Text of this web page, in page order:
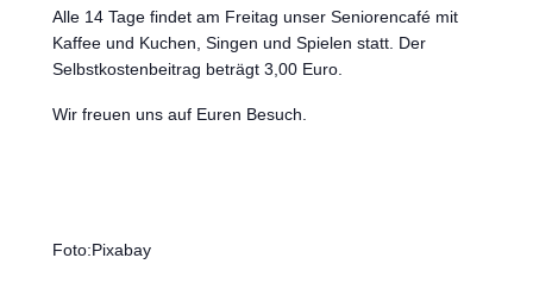
Alle 14 Tage findet am Freitag unser Seniorencafé mit
Kaffee und Kuchen, Singen und Spielen statt. Der
Selbstkostenbeitrag beträgt 3,00 Euro.
Wir freuen uns auf Euren Besuch.
Foto:Pixabay